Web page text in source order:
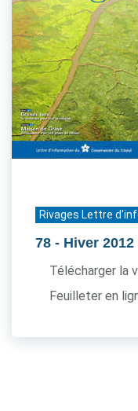
Rivages Lettre
78 - Hiver 2012
Télécharger la
Feuilleter en